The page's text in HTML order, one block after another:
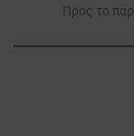
Προς το